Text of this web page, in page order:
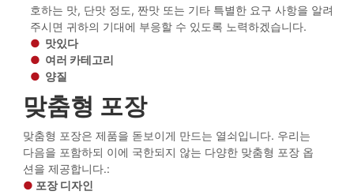
호하는 맛, 단맛 정도, 짠맛 또는 기타 특별한 요구 사항을 알려
주시면 귀하의 기대에 부응할 수 있도록 노력하겠습니다.
● 맛있다
● 여러 카테고리
● 양질
맞춤형 포장
맞춤형 포장은 제품을 돋보이게 만드는 열쇠입니다. 우리는
다음을 포함하되 이에 국한되지 않는 다양한 맞춤형 포장 옵
션을 제공합니다.:
● 포장 디자인